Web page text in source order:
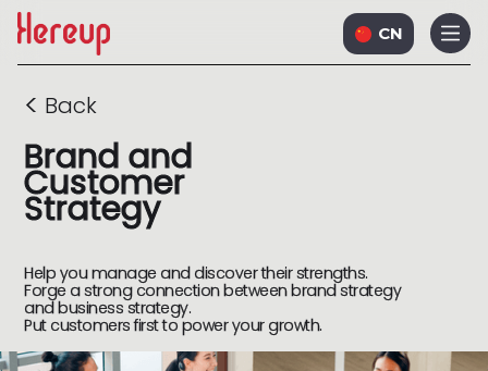
CN
< Back
Brand and
Customer
Strategy
Help you manage and discover their strengths.
Forge a strong connection between brand strategy
and business strategy.
Put customers first to power your growth.